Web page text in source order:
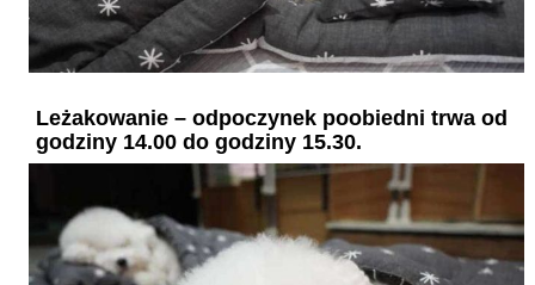
Leżakowanie – odpoczynek poobiedni trwa od
godziny 14.00 do godziny 15.30.